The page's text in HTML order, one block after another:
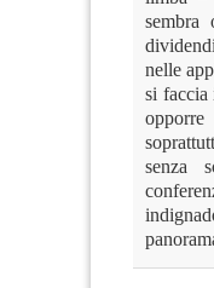
sembra
nelle
si faccia
senza